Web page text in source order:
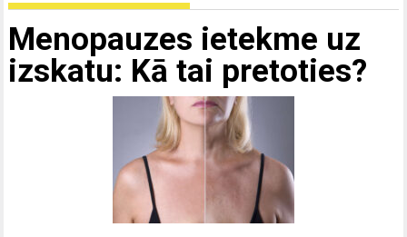
Menopauzes ietekme uz
izskatu: Kā tai pretoties?